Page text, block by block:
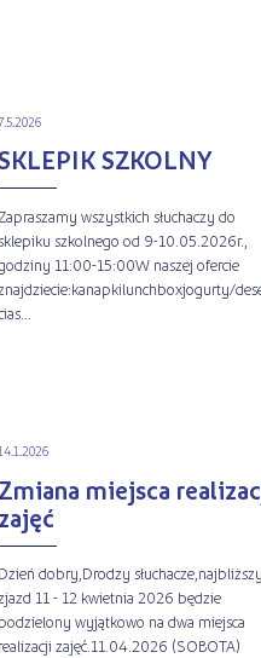
SZKOLNY
wszystkich słuchaczy do
sklepiku szkolnego od 9-10.05.2026r.,
11:00-15:00W naszej ofercie
Zmiana miejsca
zajęć
Dzień dobry,Drodzy słuchacze,najbliższy
11 - 12 kwietnia 2026 będzie
podzielony wyjątkowo na dwa miejsca
realizacji zajęć.11.04.2026 (SOBOTA)